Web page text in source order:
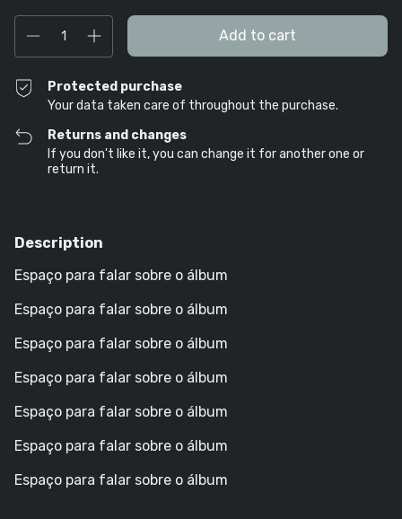
Protected purchase
Your data taken care of throughout the purchase.
Returns and changes
If you don't like it, you can change it for another one or
return it.
Description
Espaço para falar sobre o álbum
Espaço para falar sobre o álbum
Espaço para falar sobre o álbum
Espaço para falar sobre o álbum
Espaço para falar sobre o álbum
Espaço para falar sobre o álbum
Espaço para falar sobre o álbum